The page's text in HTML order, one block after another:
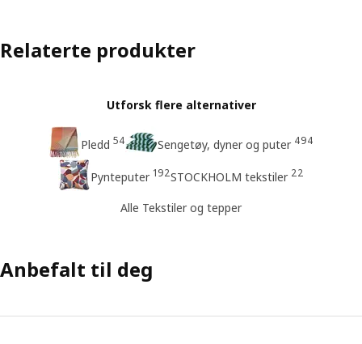
Relaterte produkter
Utforsk flere alternativer
Pledd 54 Sengetøy, dyner og puter 494
Pynteputer 192STOCKHOLM tekstiler 22
Alle Tekstiler og tepper
Anbefalt til deg